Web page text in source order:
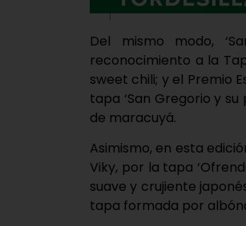
Del mismo modo,
reconocimiento a la
sweet chili; y el Premio
tapa ‘San Gregorio y
de maracuyá.
Asimismo, en esta
Viky, por la tapa
suave y crujiente
tapa formada por